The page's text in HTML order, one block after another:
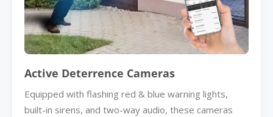
Active Deterrence Cameras
Equipped with flashing red & blue warning lights,
built-in sirens, and two-way audio, these cameras